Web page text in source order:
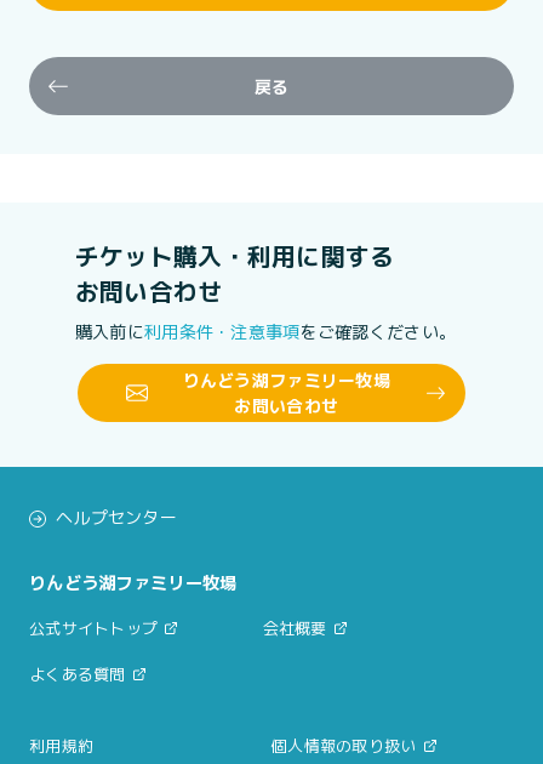
戻る
チケット購入・利用に関する
お問い合わせ
購入前に利用条件・注意事項をご確認ください。
りんどう湖ファミリー牧場
お問い合わせ
ヘルプセンター
りんどう湖ファミリー牧場
公式サイトトップ 会社概要
よくある質問
利用規約 個人情報の取り扱い